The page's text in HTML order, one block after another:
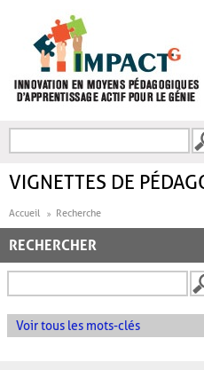
FORMULAIRE DE
VIGNETTES DE
Accueil Recherche
RECHERCHER
Voir tous les mots-clés